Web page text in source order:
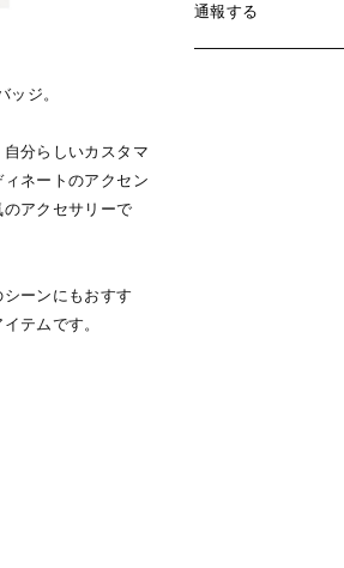
ジ。
分らしいカスタマ
ネートのアクセン
アクセサリーで
ーンにもおすす
テムです。
通報する